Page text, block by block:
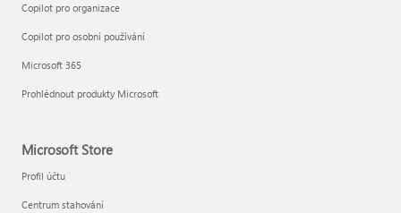
Copilot pro organizace
Copilot pro osobní používání
Microsoft 365
Prohlédnout produkty Microsoft
Microsoft Store
Profil účtu
Centrum stahování